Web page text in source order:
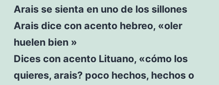
Arais se sienta en uno de los sillones
Arais dice con acento hebreo, «oler
huelen bien »
Dices con acento Lituano, «cómo los
quieres, arais? poco hechos, hechos o